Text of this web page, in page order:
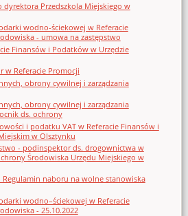
dyrektora Przedszkola Miejskiego w
wodno-ściekowej w Referacie
- umowa na zastępstwo
Finansów i Podatków w Urzędzie
w Referacie Promocji
obrony cywilnej i zarządzania
obrony cywilnej i zarządzania
ds. ochrony
i podatku VAT w Referacie Finansów i
w Olsztynku
- podinspektor ds. drogownictwa w
Środowiska Urzędu Miejskiego w
Regulamin naboru na wolne stanowiska
wodno–ściekowej w Referacie
- 25.10.2022